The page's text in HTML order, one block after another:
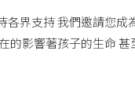
各界支持 我們邀請您成
的影響著孩子的生命 甚